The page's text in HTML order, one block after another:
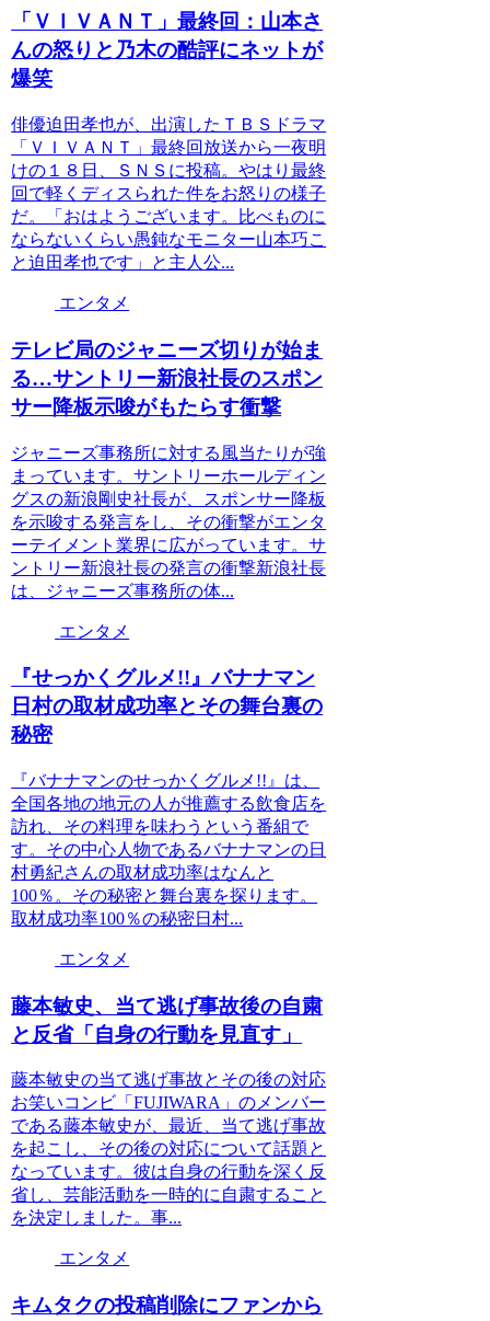
「ＶＩＶＡＮＴ」最終回：山本さ
んの怒りと乃木の酷評にネットが
爆笑
俳優迫田孝也が、出演したＴＢＳドラマ
「ＶＩＶＡＮＴ」最終回放送から一夜明
けの１８日、ＳＮＳに投稿。やはり最終
回で軽くディスられた件をお怒りの様子
だ。「おはようございます。比べものに
ならないくらい愚鈍なモニター山本巧こ
と迫田孝也です」と主人公...
エンタメ
テレビ局のジャニーズ切りが始ま
る…サントリー新浪社長のスポン
サー降板示唆がもたらす衝撃
ジャニーズ事務所に対する風当たりが強
まっています。サントリーホールディン
グスの新浪剛史社長が、スポンサー降板
を示唆する発言をし、その衝撃がエンタ
ーテイメント業界に広がっています。サ
ントリー新浪社長の発言の衝撃新浪社長
は、ジャニーズ事務所の体...
エンタメ
『せっかくグルメ!!』バナナマン
日村の取材成功率とその舞台裏の
秘密
『バナナマンのせっかくグルメ!!』は、
全国各地の地元の人が推薦する飲食店を
訪れ、その料理を味わうという番組で
す。その中心人物であるバナナマンの日
村勇紀さんの取材成功率はなんと
100％。その秘密と舞台裏を探ります。
取材成功率100％の秘密日村...
エンタメ
藤本敏史、当て逃げ事故後の自粛
と反省「自身の行動を見直す」
藤本敏史の当て逃げ事故とその後の対応
お笑いコンビ「FUJIWARA」のメンバー
である藤本敏史が、最近、当て逃げ事故
を起こし、その後の対応について話題と
なっています。彼は自身の行動を深く反
省し、芸能活動を一時的に自粛すること
を決定しました。事...
エンタメ
キムタクの投稿削除にファンから